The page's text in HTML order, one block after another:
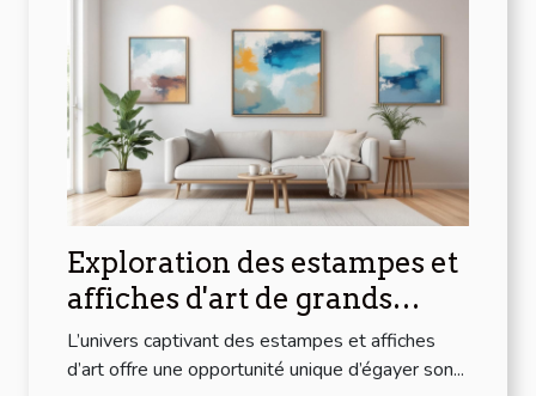
Exploration des estampes et
affiches d'art de grands
artistes modernes à prix
abordables
L’univers captivant des estampes et affiches
d’art offre une opportunité unique d’égayer son...